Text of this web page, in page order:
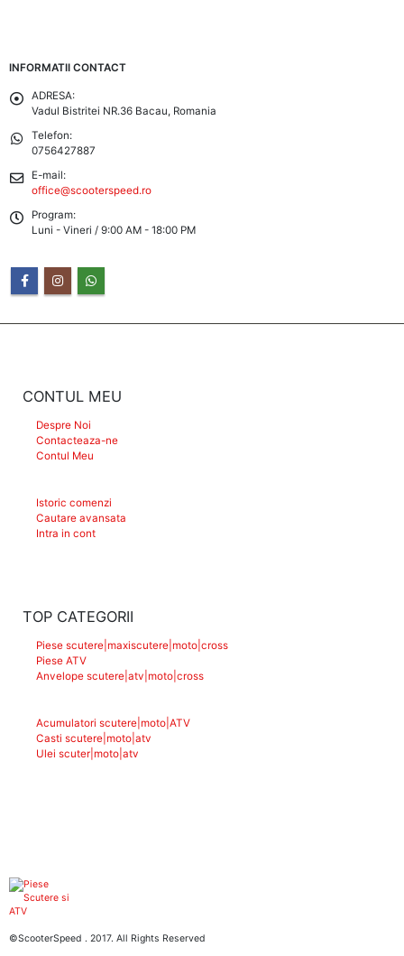
INFORMATII CONTACT
ADRESA:
Vadul Bistritei NR.36 Bacau, Romania
Telefon:
0756427887
E-mail:
office@scooterspeed.ro
Program:
Luni - Vineri / 9:00 AM - 18:00 PM
CONTUL MEU
Despre Noi
Contacteaza-ne
Contul Meu
Istoric comenzi
Cautare avansata
Intra in cont
TOP CATEGORII
Piese scutere|maxiscutere|moto|cross
Piese ATV
Anvelope scutere|atv|moto|cross
Acumulatori scutere|moto|ATV
Casti scutere|moto|atv
Ulei scuter|moto|atv
©ScooterSpeed . 2017. All Rights Reserved